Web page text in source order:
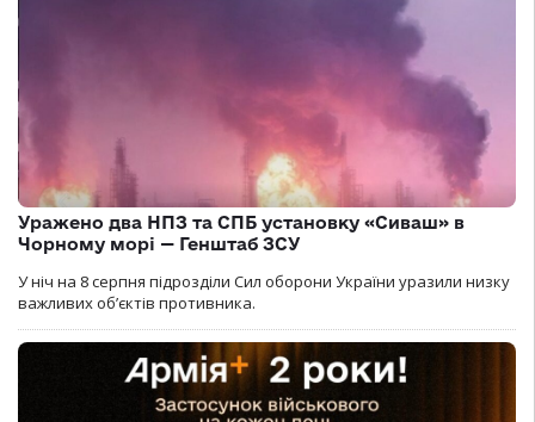
Уражено два НПЗ та СПБ установку «Сиваш» в
Чорному морі — Генштаб ЗСУ
У ніч на 8 серпня підрозділи Сил оборони України уразили низку
важливих об’єктів противника.